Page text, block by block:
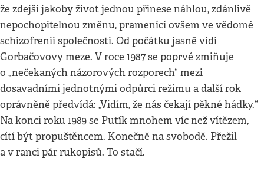
že zdejší jakoby život jednou přinese náhlou, zdánlivě
nepochopitelnou změnu, pramenící ovšem ve vědomé
schizofrenii společnosti. Od počátku jasně vidí
Gorbačovovy meze. V roce 1987 se poprvé zmiňuje
o „nečekaných názorových rozporech“ mezi
dosavadními jednotnými odpůrci režimu a další rok
oprávněně předvídá: „Vidím, že nás čekají pěkné hádky.“
Na konci roku 1989 se Putík mnohem víc než vítězem,
cítí být propuštěncem. Konečně na svobodě. Přežil
a v ranci pár rukopisů. To stačí.